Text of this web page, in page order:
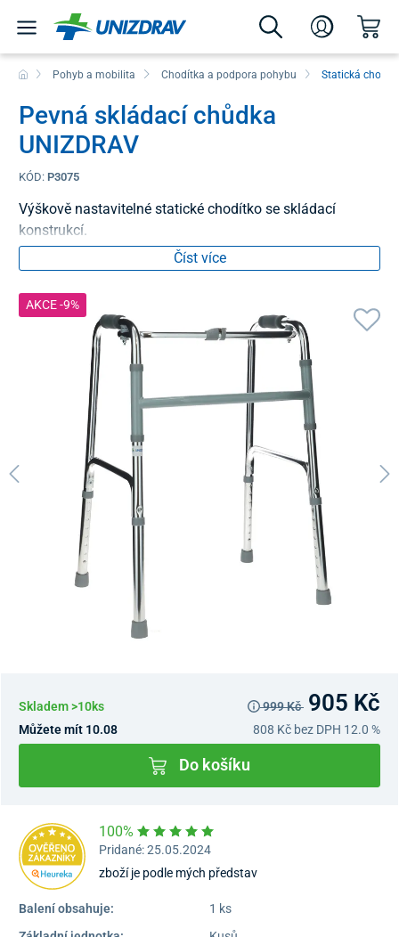
Pohyb a mobilita Chodítka a podpora pohybu Statická
Pevná skládací chůdka
UNIZDRAV
KÓD: P3075
Výškově nastavitelné statické chodítko se skládací
konstrukcí.
Číst více
AKCE -9%
Skladem >10ks 999 Kč 905 Kč
Můžete mít 10.08 808 Kč bez DPH 12.0 %
Do košíku
100%
Pridané: 25.05.2024
zboží je podle mých představ
Balení obsahuje:
1 ks